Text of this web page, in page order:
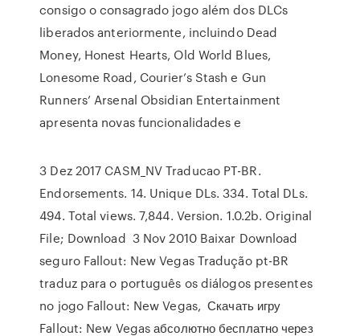
consigo o consagrado jogo além dos DLCs
liberados anteriormente, incluindo Dead
Money, Honest Hearts, Old World Blues,
Lonesome Road, Courier’s Stash e Gun
Runners’ Arsenal Obsidian Entertainment
apresenta novas funcionalidades e
3 Dez 2017 CASM_NV Traducao PT-BR.
Endorsements. 14. Unique DLs. 334. Total DLs.
494. Total views. 7,844. Version. 1.0.2b. Original
File; Download 3 Nov 2010 Baixar Download
seguro Fallout: New Vegas Tradução pt-BR
traduz para o português os diálogos presentes
no jogo Fallout: New Vegas, Скачать игру
Fallout: New Vegas абсолютно бесплатно через